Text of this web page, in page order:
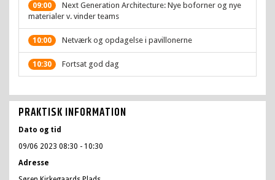
09:00
Next Generation Architecture: Nye boforner og nye
materialer v. vinder teams
10:00 Netværk og opdagelse i pavillonerne
10:30 Fortsat god dag
PRAKTISK INFORMATION
Dato og tid
09/06 2023 08:30 - 10:30
Adresse